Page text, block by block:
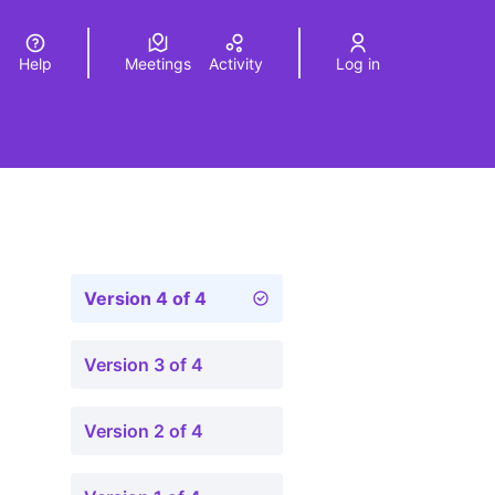
Elegir el idiomaChoose language
Help Meetings Activity Log in
Version 4 of 4
Version 3 of 4
Version 2 of 4